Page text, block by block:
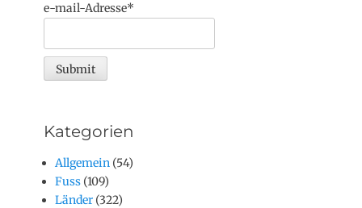
e-mail-Adresse*
Kategorien
Allgemein (54)
Fuss (109)
Länder (322)